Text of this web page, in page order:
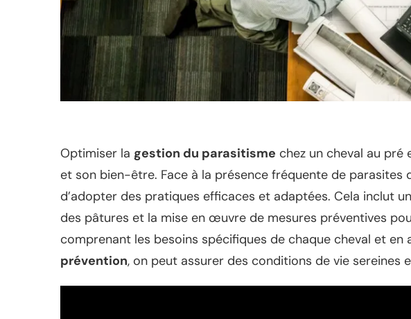
Optimiser la gestion du parasitisme chez un cheval au
et son bien-être. Face à la présence fréquente de parasites
d’adopter des pratiques efficaces et adaptées. Cela inclut
des pâtures et la mise en œuvre de mesures préventives
comprenant les besoins spécifiques de chaque cheval et en
prévention, on peut assurer des conditions de vie sereines